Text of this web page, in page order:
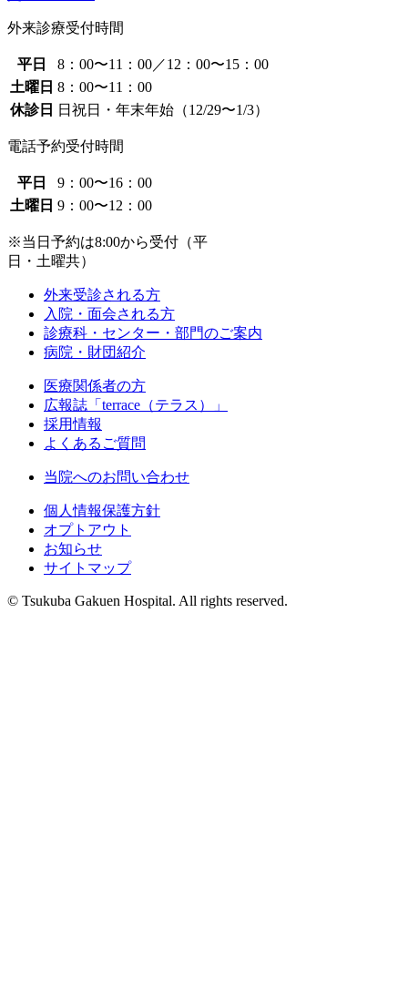
外来診療受付時間
平日
8：00〜11：00／12：00〜15：00
土曜日 8：00〜11：00
休診日
日祝日・年末年始（12/29〜1/3）
電話予約受付時間
平日
9：00〜16：00
土曜日 9：00〜12：00
※当日予約は8:00から受付（平
日・土曜共）
外来受診される方
入院・面会される方
診療科・センター・部門のご案内
病院・財団紹介
医療関係者の方
広報誌「terrace（テラス）」
採用情報
よくあるご質問
当院へのお問い合わせ
個人情報保護方針
オプトアウト
お知らせ
サイトマップ
© Tsukuba Gakuen Hospital. All rights reserved.